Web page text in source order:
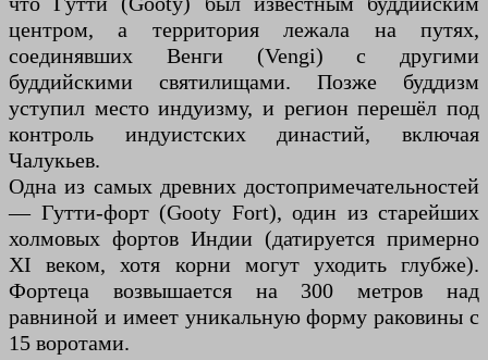
центром, а территория лежала на путях,
соединявших Венги (Vengi) с другими
буддийскими святилищами. Позже буддизм
уступил место индуизму, и регион перешёл под
контроль индуистских династий, включая
Чалукьев.
Одна из самых древних достопримечательностей
— Гутти-форт (Gooty Fort), один из старейших
холмовых фортов Индии (датируется примерно
XI веком, хотя корни могут уходить глубже).
Фортеца возвышается на 300 метров над
равниной и имеет уникальную форму раковины с
15 воротами.